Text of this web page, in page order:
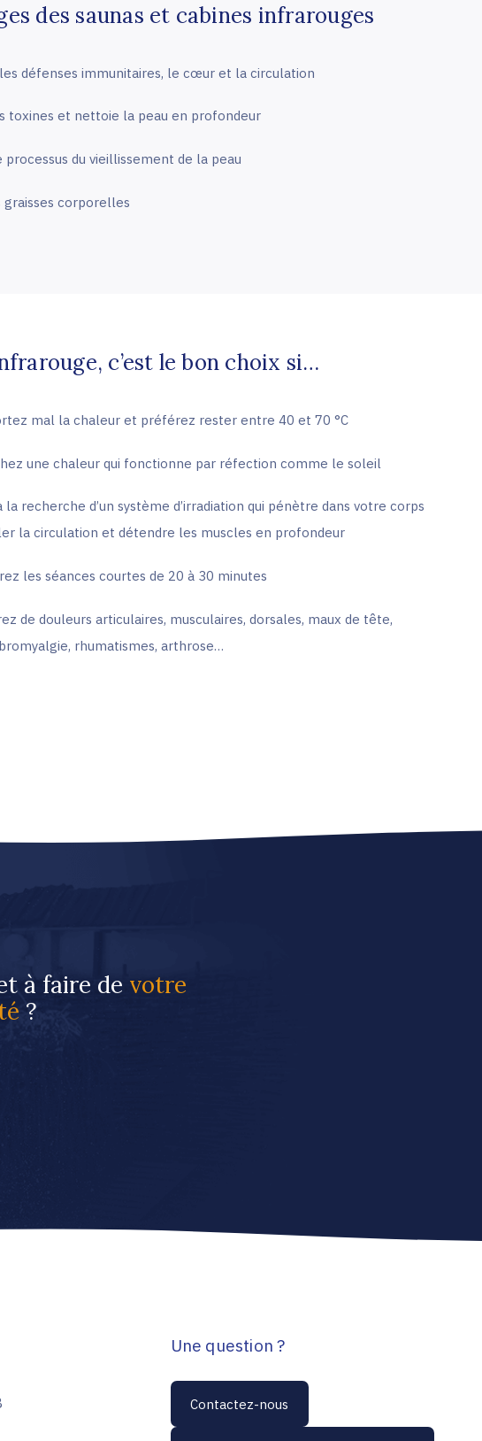
des saunas et cabines infrarouges
défenses immunitaires, le cœur et la circulation
toxines et nettoie la peau en profondeur
processus du vieillissement de la peau
graisses corporelles
c’est le bon choix si…
mal la chaleur et préférez rester entre 40 et 70 °C
une chaleur qui fonctionne par réfection comme le soleil
la recherche d’un système d’irradiation qui pénètre dans votre corps
la circulation et détendre les muscles en profondeur
les séances courtes de 20 à 30 minutes
de douleurs articulaires, musculaires, dorsales, maux de tête,
rhumatismes, arthrose…
à faire de votre
?
Une question ?
Contactez-nous